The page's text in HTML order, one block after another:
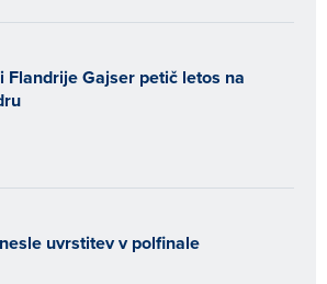
Flandrije Gajser petič letos na
uvrstitev v polfinale